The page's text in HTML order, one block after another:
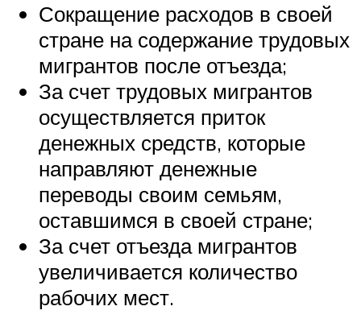
Сокращение расходов в своей
стране на содержание трудовых
мигрантов после отъезда;
За счет трудовых мигрантов
осуществляется приток
денежных средств, которые
направляют денежные
переводы своим семьям,
оставшимся в своей стране;
За счет отъезда мигрантов
увеличивается количество
рабочих мест.